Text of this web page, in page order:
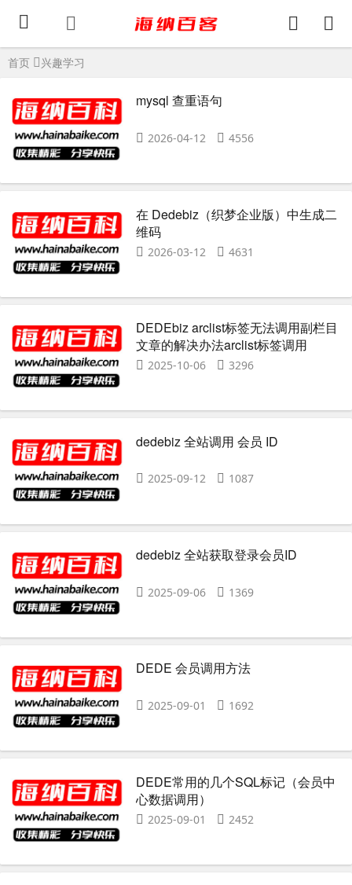
首页 兴趣学习
mysql 查重语句
2026-04-12 4556
在 Dedebiz（织梦企业版）中生成二
维码
2026-03-12 4631
DEDEbiz arclist标签无法调用副栏目
文章的解决办法arclist标签调用
2025-10-06 3296
dedebiz 全站调用 会员 ID
2025-09-12 1087
dedebiz 全站获取登录会员ID
2025-09-06 1369
DEDE 会员调用方法
2025-09-01 1692
DEDE常用的几个SQL标记（会员中
心数据调用）
2025-09-01 2452